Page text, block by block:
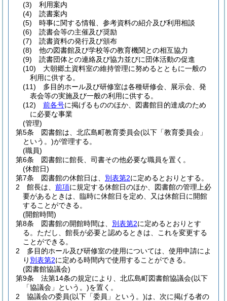
(3)
利用案内
(4)
読書案内
(5)
時事に関する情報、参考資料の紹介及び利用相談
(6)
読書会等の主催及び奨励
(7)
読書資料の発行及び頒布
(8)
他の図書館及び学校等の教育機関との相互協力
(9)
読書団体との連絡及び協力並びに団体活動の促進
(10)
大朝郷土資料室の維持管理に努めるとともに一般の
利用に供する。
(11)
多目的ホール及び研修室は各種研修会、展示会、発
表会等の実施及び一般の利用に供する。
(12)
前各号に掲げるもののほか、図書館目的達成のため
に必要な事業
(管理)
第5条
図書館は、北広島町教育委員会(以下「教育委員会」
という。)が管理する。
(職員)
第6条
図書館に館長、司書その他必要な職員を置く。
(休館日)
第7条
図書館の休館日は、 別表第2に定めるとおりとする。
2
館長は、 前項に規定する休館日のほか、図書館の管理上必
要があるときは、臨時に休館日を定め、又は休館日に開館
することができる。
(開館時間)
第8条
図書館の開館時間は、 別表第2に定めるとおりとす
る。 ただし、館長が必要と認めるときは、これを変更する
ことができる。
2
多目的ホール及び研修室の使用については、使用申請によ
り 別表第2に定める時間内で使用することができる。
(図書館協議会)
第9条
法第14条の規定により、北広島町図書館協議会(以下
「協議会」という。)を置く。
2
協議会の委員(以下「委員」という。)は、次に掲げる者の